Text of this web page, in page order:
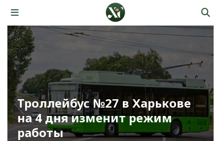
Троллейбус №27 в Харькове
на 4 дня изменит режим
работы